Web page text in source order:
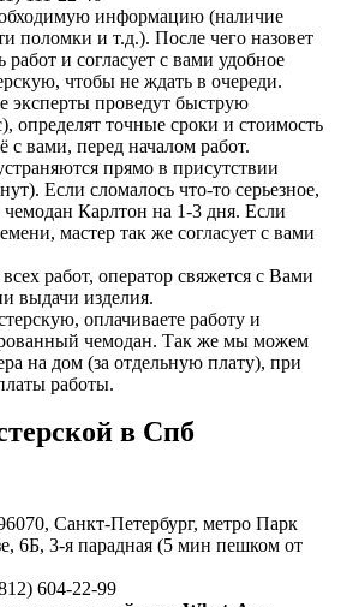
информацию (наличие
поломки и т.д.). После чего назовет
и согласует с вами удобное
чтобы не ждать в очереди.
эксперты проведут быструю
определят точные сроки и стоимость
с вами, перед началом работ.
прямо в присутствии
Если сломалось что-то серьезное,
чемодан Карлтон на 1-3 дня. Если
мастер так же согласует с вами
работ, оператор свяжется с Вами
выдачи изделия.
оплачиваете работу и
чемодан. Так же мы можем
на дом (за отдельную плату), при
работы.
в Спб
Санкт-Петербург, метро Парк
6Б, 3-я парадная (5 мин пешком от
604-22-99